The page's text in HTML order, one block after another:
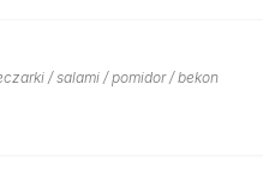
/ salami / pomidor / bekon